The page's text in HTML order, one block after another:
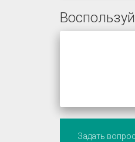
Задать вопрос